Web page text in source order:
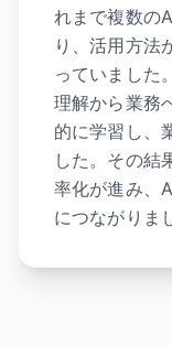
れまで複数の
り、活用方法
っていました
理解から業務
的に学習し、
した。その結
率化が進み、
につながりま